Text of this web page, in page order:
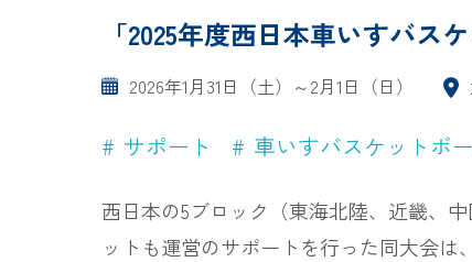
「2025年度西日本車いすバス
2026年1月31日（土）～2月1日（日）
サポート 車いすバスケットボ
西日本の5ブロック（東海北陸、近畿、
ットも運営のサポートを行った同大会